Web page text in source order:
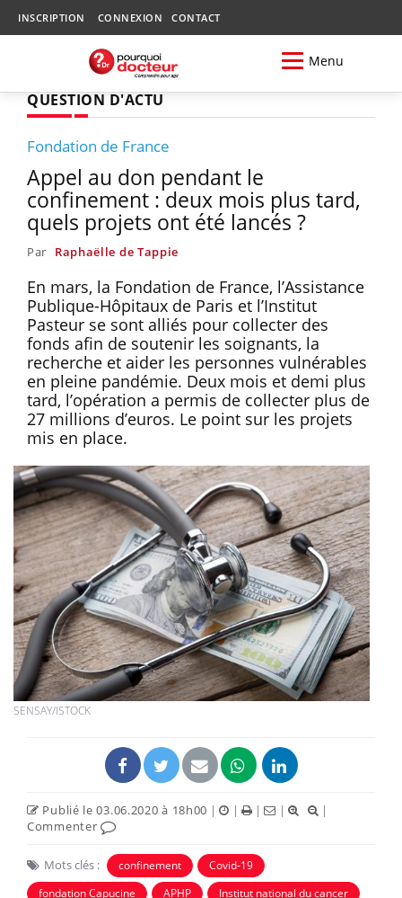
INSCRIPTION CONNEXION CONTACT
Menu
QUESTION D'ACTU
Fondation de France
Appel au don pendant le
confinement : deux mois plus tard,
quels projets ont été lancés ?
Par Raphaëlle de Tappie
En mars, la Fondation de France, l’Assistance
Publique-Hôpitaux de Paris et l’Institut
Pasteur se sont alliés pour collecter des
fonds afin de soutenir les soignants, la
recherche et aider les personnes vulnérables
en pleine pandémie. Deux mois et demi plus
tard, l’opération a permis de collecter plus de
27 millions d’euros. Le point sur les projets
mis en place.
SENSAY/ISTOCK
Publié le 03.06.2020 à 18h00 | | | |
|
Commenter
Mots clés : confinement
Covid-19
fondation Capucine
APHP Institut national du cancer